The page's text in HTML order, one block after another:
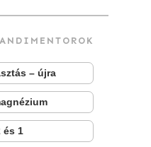
– újra
és 1